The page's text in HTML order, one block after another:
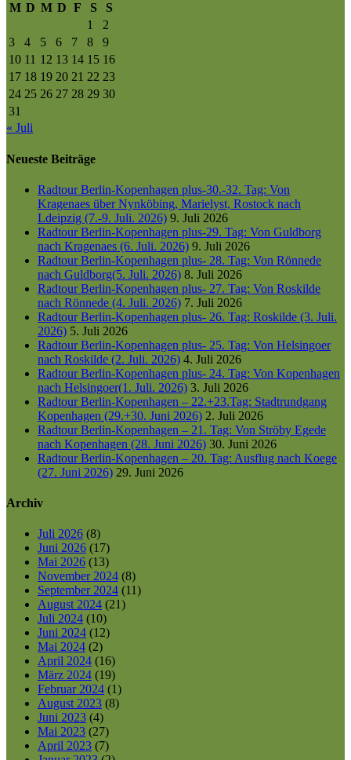
M D M D F S
S
1
2
3
4 5 6 7 8
9
10 11 12 13 14 15 16
17 18 19 20 21 22 23
24 25 26 27 28 29 30
31
« Juli
Neueste Beiträge
Radtour Berlin-Kopenhagen plus-30.-32. Tag: Von
Kragenaes über Nynköbing, Marielyst, Rostock nach
Ldeipzig (7.-9. Juli. 2026) 9. Juli 2026
Radtour Berlin-Kopenhagen plus-29. Tag: Von Guldborg
nach Kragenaes (6. Juli. 2026) 9. Juli 2026
Radtour Berlin-Kopenhagen plus- 28. Tag: Von Rönnede
nach Guldborg(5. Juli. 2026) 8. Juli 2026
Radtour Berlin-Kopenhagen plus- 27. Tag: Von Roskilde
nach Rönnede (4. Juli. 2026) 7. Juli 2026
Radtour Berlin-Kopenhagen plus- 26. Tag: Roskilde (3. Juli.
2026) 5. Juli 2026
Radtour Berlin-Kopenhagen plus- 25. Tag: Von Helsingoer
nach Roskilde (2. Juli. 2026) 4. Juli 2026
Radtour Berlin-Kopenhagen plus- 24. Tag: Von Kopenhagen
nach Helsingoer(1. Juli. 2026) 3. Juli 2026
Radtour Berlin-Kopenhagen – 22.+23.Tag: Stadtrundgang
Kopenhagen (29.+30. Juni 2026) 2. Juli 2026
Radtour Berlin-Kopenhagen – 21. Tag: Von Ströby Egede
nach Kopenhagen (28. Juni 2026) 30. Juni 2026
Radtour Berlin-Kopenhagen – 20. Tag: Ausflug nach Koege
(27. Juni 2026) 29. Juni 2026
Archiv
Juli 2026 (8)
Juni 2026 (17)
Mai 2026 (13)
November 2024 (8)
September 2024 (11)
August 2024 (21)
Juli 2024 (10)
Juni 2024 (12)
Mai 2024 (2)
April 2024 (16)
März 2024 (19)
Februar 2024 (1)
August 2023 (8)
Juni 2023 (4)
Mai 2023 (27)
April 2023 (7)